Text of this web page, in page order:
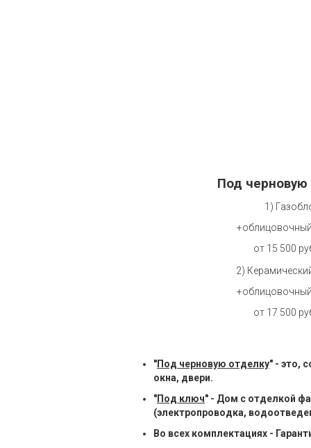
Под черновую
1)
от 15 500
2)
от 17 500
"Под черновую отделку" - это,
окна, двери.
"Под ключ" - Дом с отделкой
(электропроводка,
Во всех комплектациях -